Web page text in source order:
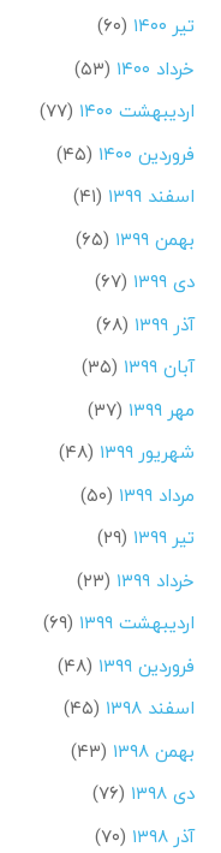
تیر ۱۴۰۰
(۶۰)
خرداد ۱۴۰۰
(۵۳)
اردیبهشت ۱۴۰۰
(۷۷)
فروردین ۱۴۰۰
(۴۵)
اسفند ۱۳۹۹
(۴۱)
بهمن ۱۳۹۹
(۶۵)
دی ۱۳۹۹
(۶۷)
آذر ۱۳۹۹
(۶۸)
آبان ۱۳۹۹
(۳۵)
مهر ۱۳۹۹
(۳۷)
شهریور ۱۳۹۹
(۴۸)
مرداد ۱۳۹۹
(۵۰)
تیر ۱۳۹۹
(۲۹)
خرداد ۱۳۹۹
(۲۳)
اردیبهشت ۱۳۹۹
(۶۹)
فروردین ۱۳۹۹
(۴۸)
اسفند ۱۳۹۸
(۴۵)
بهمن ۱۳۹۸
(۴۳)
دی ۱۳۹۸
(۷۶)
آذر ۱۳۹۸
(۷۰)